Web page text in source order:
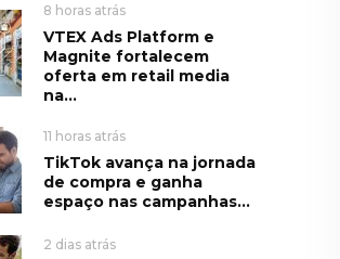
8 horas atrás
VTEX Ads Platform e
Magnite fortalecem
oferta em retail media
na...
11 horas atrás
TikTok avança na jornada
de compra e ganha
espaço nas campanhas...
2 dias atrás